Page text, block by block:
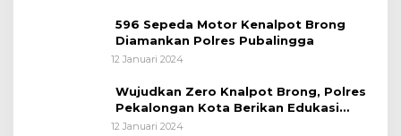
596 Sepeda Motor Kenalpot Brong
Diamankan Polres Pubalingga
12 Januari 2024
Wujudkan Zero Knalpot Brong, Polres
Pekalongan Kota Berikan Edukasi
Kepada Pelajar
12 Januari 2024